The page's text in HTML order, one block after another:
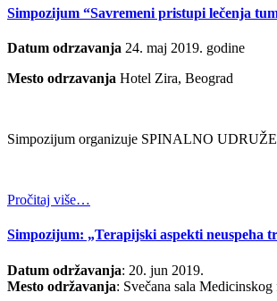
Simpozijum “Savremeni pristupi lečenja
Datum odrzavanja 24. maj 2019. godine
Mesto odrzavanja Hotel Zira, Beograd
Simpozijum organizuje SPINALNO
Pročitaj više…
Simpozijum: „Terapijski aspekti neuspeha
Datum održavanja: 20. jun 2019.
Mesto održavanja: Svečana sala